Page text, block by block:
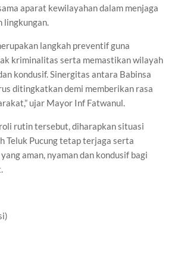
aparat kewilayahan dalam menjaga
lingkungan.
langkah preventif guna
kriminalitas serta memastikan wilayah
kondusif. Sinergitas antara Babinsa
ditingkatkan demi memberikan rasa
ujar Mayor Inf Fatwanul.
rutin tersebut, diharapkan situasi
Teluk Pucung tetap terjaga serta
aman, nyaman dan kondusif bagi